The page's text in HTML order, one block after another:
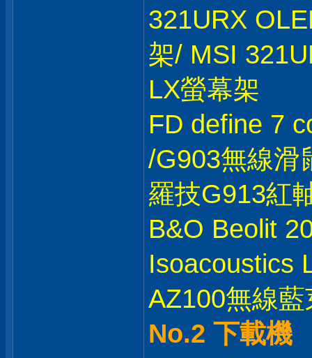
321URX
架/ MSI
LX螢幕架
FD define 7
/G903無線滑
羅技G913紅
B&O Beolit
Isoacoustics
AZ100無線
No.2 下載機